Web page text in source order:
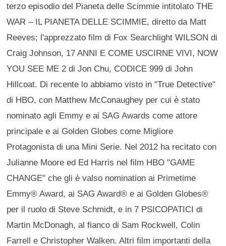
terzo episodio del Pianeta delle Scimmie intitolato THE
WAR – IL PIANETA DELLE SCIMMIE, diretto da Matt
Reeves; l'apprezzato film di Fox Searchlight WILSON di
Craig Johnson, 17 ANNI E COME USCIRNE VIVI, NOW
YOU SEE ME 2 di Jon Chu, CODICE 999 di John
Hillcoat. Di recente lo abbiamo visto in "True Detective"
di HBO, con Matthew McConaughey per cui è stato
nominato agli Emmy e ai SAG Awards come attore
principale e ai Golden Globes come Migliore
Protagonista di una Mini Serie. Nel 2012 ha recitato con
Julianne Moore ed Ed Harris nel film HBO "GAME
CHANGE" che gli è valso nomination ai Primetime
Emmy® Award, ai SAG Award® e ai Golden Globes®
per il ruolo di Steve Schmidt, e in 7 PSICOPATICI di
Martin McDonagh, al fianco di Sam Rockwell, Colin
Farrell e Christopher Walken. Altri film importanti della